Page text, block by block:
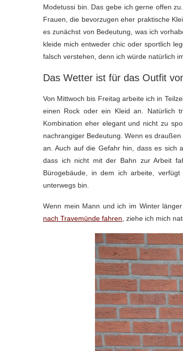
Modetussi bin. Das gebe ich gerne offen
Frauen, die bevorzugen eher praktische
es zunächst von Bedeutung, was ich
kleide mich entweder chic oder sportlich
falsch verstehen, denn ich würde natürlich
Das Wetter ist für das Outfit
Von Mittwoch bis Freitag arbeite ich in
einen Rock oder ein Kleid an. Natürlich
Kombination eher elegant und nicht zu
nachrangiger Bedeutung. Wenn es
an. Auch auf die Gefahr hin, dass es sich
dass ich nicht mit der Bahn zur Arbeit
Bürogebäude, in dem ich arbeite,
unterwegs bin.
Wenn mein Mann und ich im Winter
nach Travemünde fahren , ziehe ich mich